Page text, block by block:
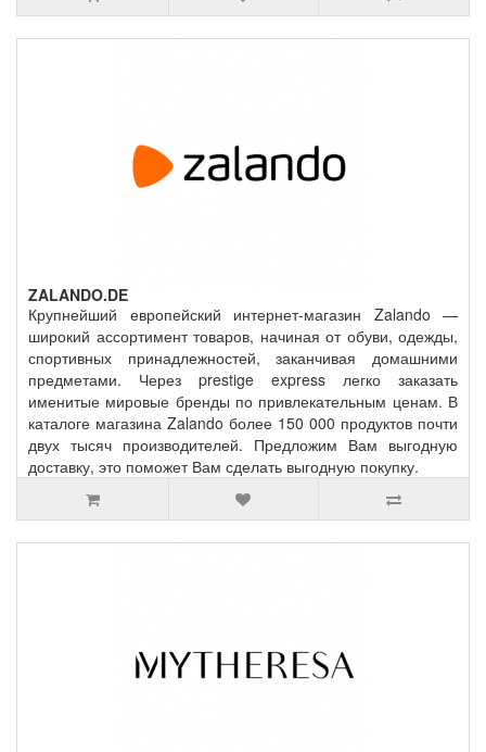
ZALANDO.DE
Крупнейший европейский интернет-магазин Zalando —
широкий ассортимент товаров, начиная от обуви, одежды,
спортивных принадлежностей, заканчивая домашними
предметами. Через prestige express легко заказать
именитые мировые бренды по привлекательным ценам. В
каталоге магазина Zalando более 150 000 продуктов почти
двух тысяч производителей. Предложим Вам выгодную
доставку, это поможет Вам сделать выгодную покупку.